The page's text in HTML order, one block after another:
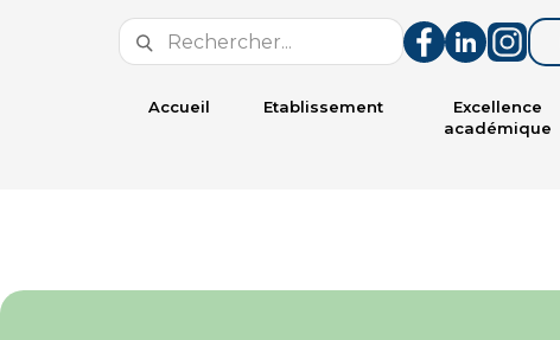
Accueil Etablissement
Excellence
académique